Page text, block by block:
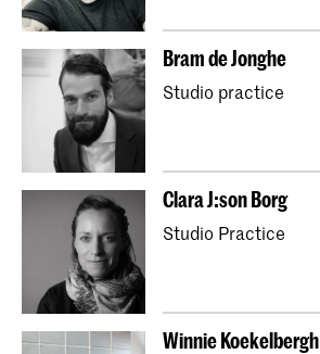
Bram de Jonghe
Studio practice
Clara J:son Borg
Studio Practice
Winnie Koekelbergh